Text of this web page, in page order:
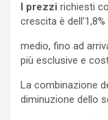
I prezzi richiesti
crescita è
medio, fino ad
più esclusive e
La combinazione
diminuzione dello